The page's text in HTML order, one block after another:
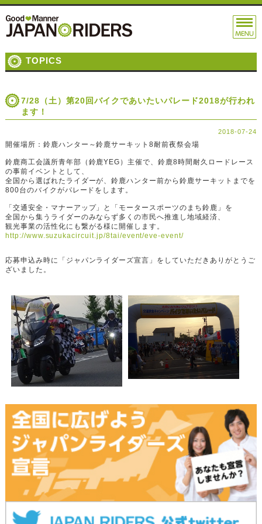
TOPICS
7/28（土）第20回バイクであいたいパレード2018が行われ
ます！
2018-07-24
開催場所：鈴鹿ハンター～鈴鹿サーキット8耐前夜祭会場
鈴鹿商工会議所青年部（鈴鹿YEG）主催で、鈴鹿8時間耐久ロードレース
の事前イベントとして、
全国から選ばれたライダーが、鈴鹿ハンター前から鈴鹿サーキットまでを
800台のバイクがパレードをします。
「交通安全・マナーアップ」と「モータースポーツのまち鈴鹿」を
全国から集うライダーのみならず多くの市民へ推進し地域経済、
観光事業の活性化にも繋がる様に開催します。
http://www.suzukacircuit.jp/8tai/event/eve-event/
応募申込み時に「ジャパンライダーズ宣言」をしていただきありがとうご
ざいました。